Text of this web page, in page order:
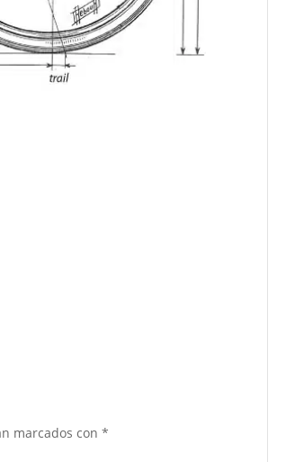
marcados con*